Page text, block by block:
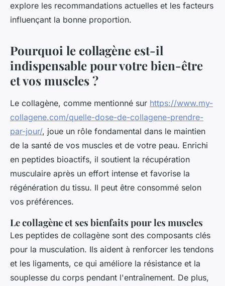
explore les recommandations actuelles et les facteurs
influençant la bonne proportion.
Pourquoi le collagène est-il
indispensable pour votre bien-être
et vos muscles ?
Le collagène, comme mentionné sur https://www.my-
collagene.com/quelle-dose-de-collagene-prendre-
par-jour/, joue un rôle fondamental dans le maintien
de la santé de vos muscles et de votre peau. Enrichi
en peptides bioactifs, il soutient la récupération
musculaire après un effort intense et favorise la
régénération du tissu. Il peut être consommé selon
vos préférences.
Le collagène et ses bienfaits pour les muscles
Les peptides de collagène sont des composants clés
pour la musculation. Ils aident à renforcer les tendons
et les ligaments, ce qui améliore la résistance et la
souplesse du corps pendant l'entraînement. De plus,